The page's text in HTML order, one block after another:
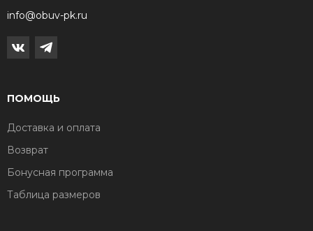
info@obuv-pk.ru
ПОМОЩЬ
Доставка и оплата
Возврат
Бонусная программа
Таблица размеров